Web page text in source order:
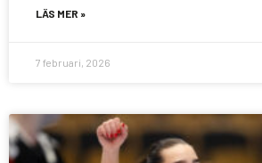
LÄS MER »
7 februari, 2026